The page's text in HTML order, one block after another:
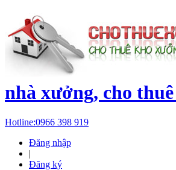
nhà xưởng, cho
Hotline:0966 398 919
Đăng nhập
|
Đăng ký